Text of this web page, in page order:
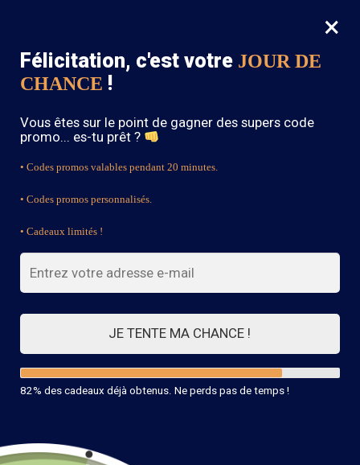
0
SOLDES : -15% sur toute la boutique avec le code « BOHEME15 »
×
Félicitation, c'est votre JOUR DE
CHANCE !
Vous êtes sur le point de gagner des supers code
promo... es-tu prêt ?
• Codes promos valables pendant 20 minutes.
• Codes promos personnalisés.
• Cadeaux limités !
JE TENTE MA CHANCE !
82% des cadeaux déjà obtenus. Ne perds pas de temps !